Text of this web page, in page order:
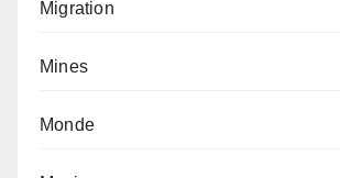
Migration
Mines
Monde